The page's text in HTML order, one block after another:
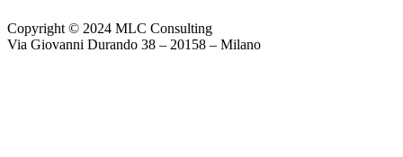
Copyright © 2024 MLC Consulting
Via Giovanni Durando 38 – 20158 – Milano